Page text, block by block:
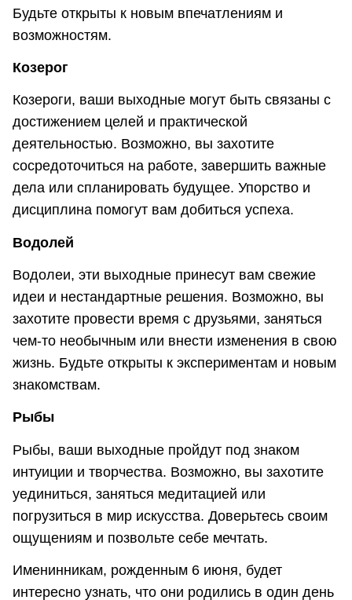
Будьте открыты к новым впечатлениям и
возможностям.
Козерог
Козероги, ваши выходные могут быть связаны с
достижением целей и практической
деятельностью. Возможно, вы захотите
сосредоточиться на работе, завершить важные
дела или спланировать будущее. Упорство и
дисциплина помогут вам добиться успеха.
Водолей
Водолеи, эти выходные принесут вам свежие
идеи и нестандартные решения. Возможно, вы
захотите провести время с друзьями, заняться
чем-то необычным или внести изменения в свою
жизнь. Будьте открыты к экспериментам и новым
знакомствам.
Рыбы
Рыбы, ваши выходные пройдут под знаком
интуиции и творчества. Возможно, вы захотите
уединиться, заняться медитацией или
погрузиться в мир искусства. Доверьтесь своим
ощущениям и позвольте себе мечтать.
Именинникам, рожденным 6 июня, будет
интересно узнать, что они родились в один день